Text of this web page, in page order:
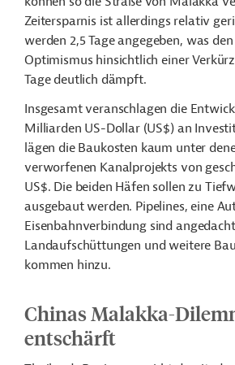
Zeitersparnis ist allerdings relativ
werden 2,5 Tage angegeben, was
Optimismus hinsichtlich einer
Tage deutlich dämpft.
Insgesamt veranschlagen die
Milliarden US-Dollar (US$) an
lägen die Baukosten kaum unter
verworfenen Kanalprojekts von
US$. Die beiden Häfen sollen zu
ausgebaut werden. Pipelines, eine
Eisenbahnverbindung sind
Landaufschüttungen und weitere
kommen hinzu.
Chinas Malakka-
entschärft